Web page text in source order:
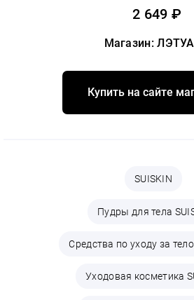
2 649 ₽
Магазин:
Купить на сайте
SUISKIN
Пудры для тела
Средства по уходу за
Уходовая косметика